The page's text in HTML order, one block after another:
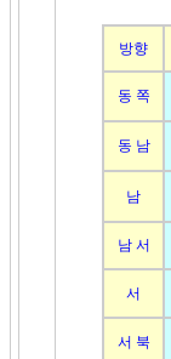
방향
동 쪽
동 남
남
남 서
서
서 북